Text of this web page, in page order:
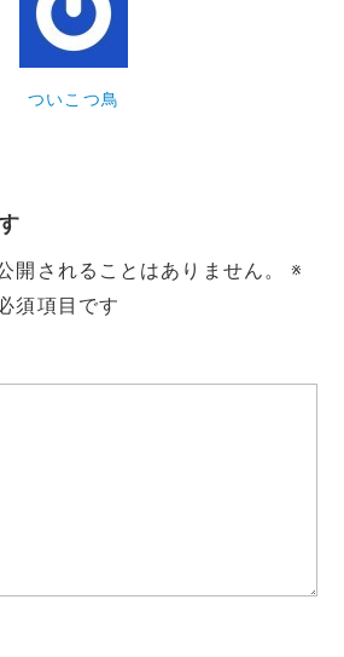
ついこつ鳥
開されることはありません。
※
須項目です